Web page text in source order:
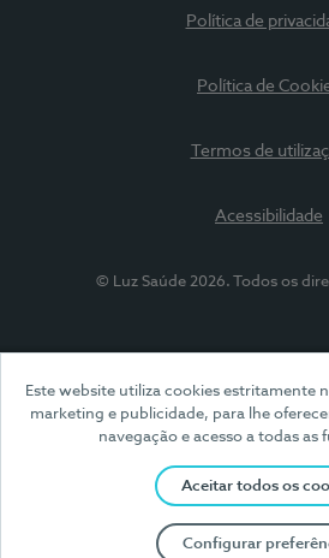
Este website utiliza cookies estritamente
marketing e publicidade, para lhe
navegação e acesso a todas as
Aceitar todos os
Configurar
Política de
Política de
Termos de
Acessibilidade
© Luz Saúde 2026. Todos os